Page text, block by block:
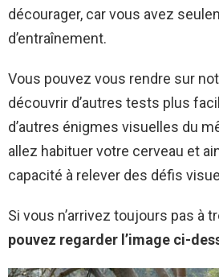
décourager, car vous avez
d’entraînement.
Vous pouvez vous rendre sur
découvrir d’autres tests plus
d’autres énigmes visuelles du
allez habituer votre cerveau et
capacité à relever des défis
Si vous n’arrivez toujours pas à
pouvez regarder l’image ci-